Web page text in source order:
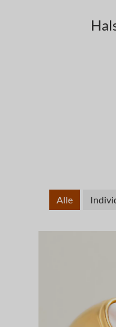
Alle